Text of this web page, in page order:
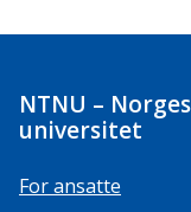
NTNU –
universitet
For ansatte